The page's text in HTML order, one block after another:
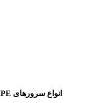
انواع سرورهای HPE